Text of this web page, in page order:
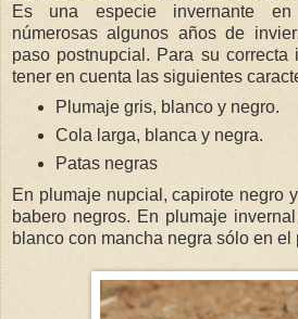
Es una especie invernante
númerosas algunos años de
paso postnupcial. Para su correcta
tener en cuenta las siguientes
Plumaje gris, blanco y negro.
Cola larga, blanca y negra.
Patas negras
En plumaje nupcial, capirote negro
babero negros. En plumaje
blanco con mancha negra sólo en el